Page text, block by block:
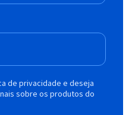
de privacidade e deseja
sobre os produtos do